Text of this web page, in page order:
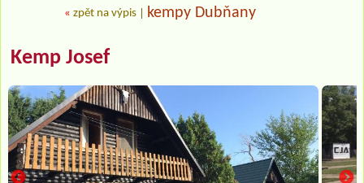
« zpět na výpis kempy Dubňany
Kemp Josef